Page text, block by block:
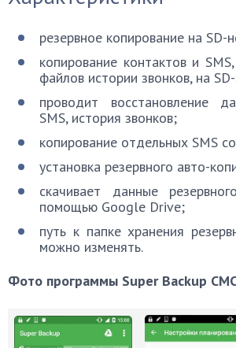
резервное копирование на SD-
копирование контактов и
файлов истории звонков, на
проводит восстановление
SMS, история звонков;
копирование отдельных SMS
установка резервного авто-
скачивает данные
помощью Google Drive;
путь к папке хранения
можно изменять.
Фото программы Super Backup